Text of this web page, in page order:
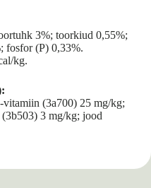
3%; toorkiud 0,55%;
fosfor (P) 0,33%.
kg.
(3a700) 25 mg/kg;
3 mg/kg; jood